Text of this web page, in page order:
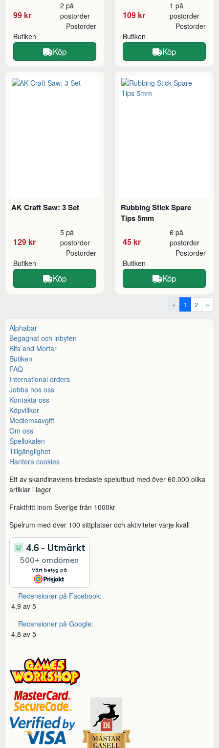
99 kr
2 på
postorder
Butiken
Postorder
Köp
109 kr
1 på
postorder
Butiken
Postorder
Köp
AK Craft Saw: 3 Set
129 kr
5 på
postorder
Butiken
Postorder
Köp
Rubbing Stick Spare
Tips 5mm
45 kr
6 på
postorder
Butiken
Postorder
Köp
« 1 2 »
Alphabar
Begagnat och inbyten
Bits and Mortar
Butiken
FAQ
International orders
Jobba hos oss
Kontakta oss
Köpvillkor
Medlemsavgift
Om oss
Spellokalen
Tillgänglighet
Hantera cookies
Ett av skandinaviens bredaste spelutbud med över 60.000 olika
artiklar i lager
Fraktfritt inom Sverige från 1000kr
Spelrum med över 100 sittplatser och aktiviteter varje kväll
Recensioner på Facebook:
4,9 av 5
Recensioner på Google:
4,8 av 5